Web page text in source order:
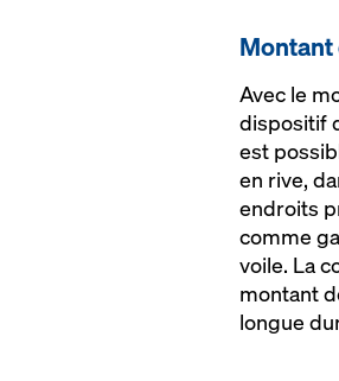
Montant
Avec le
dispositif
est
en rive,
endroits
comme
voile. La
montant
longue